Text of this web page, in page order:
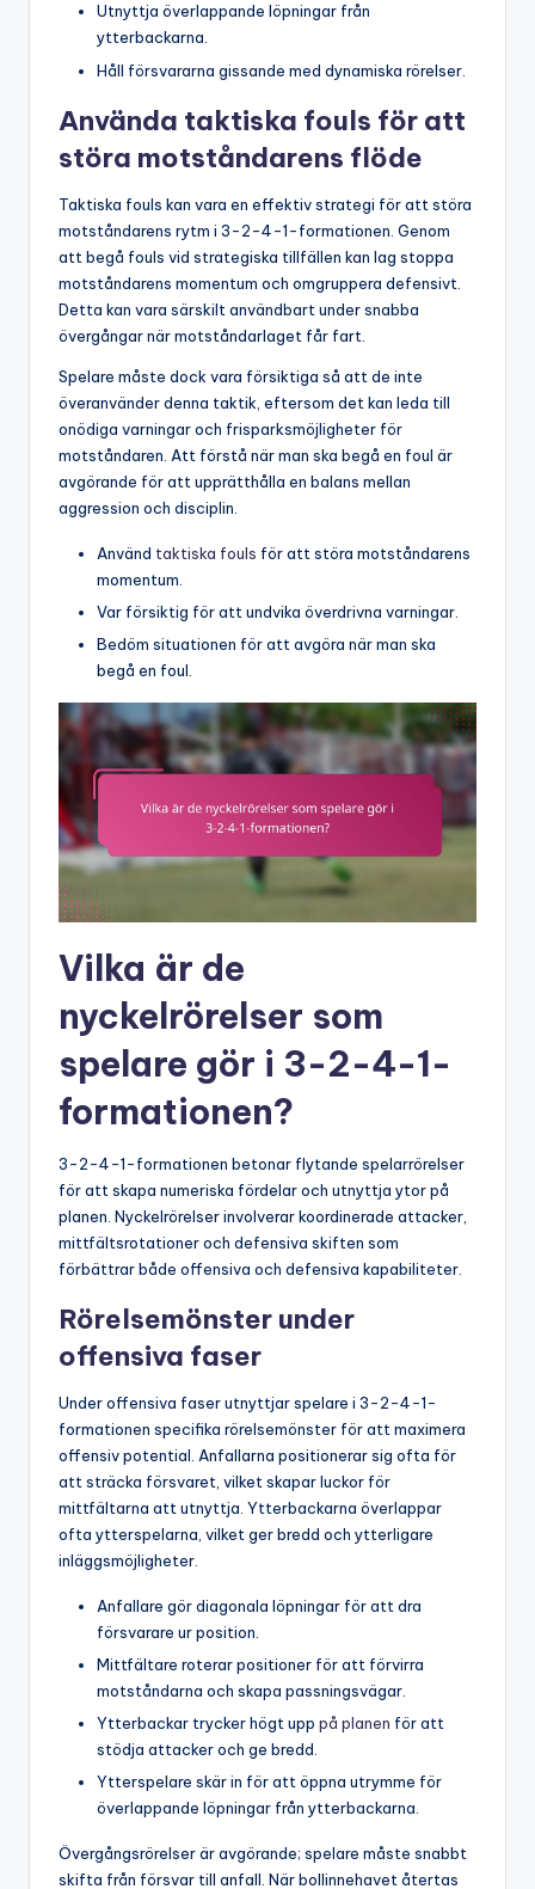
Utnyttja överlappande löpningar från
ytterbackarna.
Håll försvararna gissande med dynamiska rörelser.
Använda taktiska fouls för att
störa motståndarens flöde
Taktiska fouls kan vara en effektiv strategi för att störa
motståndarens rytm i 3-2-4-1-formationen. Genom
att begå fouls vid strategiska tillfällen kan lag stoppa
motståndarens momentum och omgruppera defensivt.
Detta kan vara särskilt användbart under snabba
övergångar när motståndarlaget får fart.
Spelare måste dock vara försiktiga så att de inte
överanvänder denna taktik, eftersom det kan leda till
onödiga varningar och frisparksmöjligheter för
motståndaren. Att förstå när man ska begå en foul är
avgörande för att upprätthålla en balans mellan
aggression och disciplin.
Använd taktiska fouls för att störa motståndarens
momentum.
Var försiktig för att undvika överdrivna varningar.
Bedöm situationen för att avgöra när man ska
begå en foul.
Vilka är de
nyckelrörelser som
spelare gör i 3-2-4-1-
formationen?
3-2-4-1-formationen betonar flytande spelarrörelser
för att skapa numeriska fördelar och utnyttja ytor på
planen. Nyckelrörelser involverar koordinerade attacker,
mittfältsrotationer och defensiva skiften som
förbättrar både offensiva och defensiva kapabiliteter.
Rörelsemönster under
offensiva faser
Under offensiva faser utnyttjar spelare i 3-2-4-1-
formationen specifika rörelsemönster för att maximera
offensiv potential. Anfallarna positionerar sig ofta för
att sträcka försvaret, vilket skapar luckor för
mittfältarna att utnyttja. Ytterbackarna överlappar
ofta ytterspelarna, vilket ger bredd och ytterligare
inläggsmöjligheter.
Anfallare gör diagonala löpningar för att dra
försvarare ur position.
Mittfältare roterar positioner för att förvirra
motståndarna och skapa passningsvägar.
Ytterbackar trycker högt upp på planen för att
stödja attacker och ge bredd.
Ytterspelare skär in för att öppna utrymme för
överlappande löpningar från ytterbackarna.
Övergångsrörelser är avgörande; spelare måste snabbt
skifta från försvar till anfall. När bollinnehavet återtas